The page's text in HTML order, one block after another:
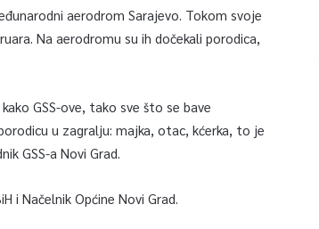
aerodrom Sarajevo. Tokom svoje
Na aerodromu su ih dočekali porodica,
GSS-ove, tako sve što se bave
u zagralju: majka, otac, kćerka, to je
GSS-a Novi Grad.
i Načelnik Općine Novi Grad.